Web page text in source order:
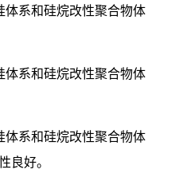
体系和硅烷改性聚合物体
体系和硅烷改性聚合物体
体系和硅烷改性聚合物体
良好。